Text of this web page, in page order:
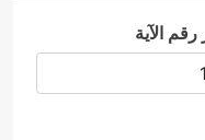
رقم الآية